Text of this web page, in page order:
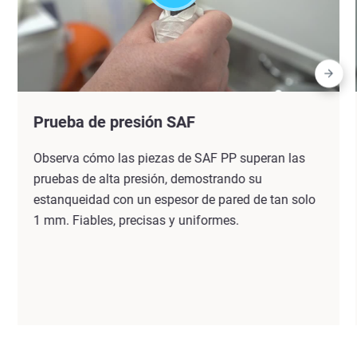
Prueba de presión SAF
Observa cómo las piezas de SAF PP superan las
pruebas de alta presión, demostrando su
estanqueidad con un espesor de pared de tan solo
1 mm. Fiables, precisas y uniformes.